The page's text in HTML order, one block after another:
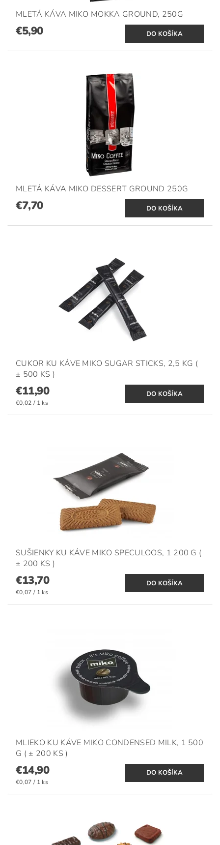
MLETÁ KÁVA MIKO MOKKA GROUND, 250G
€5,90
MLETÁ KÁVA MIKO DESSERT GROUND 250G
€7,70
CUKOR KU KÁVE MIKO SUGAR STICKS, 2,5 KG (
± 500 KS )
€11,90
€0,02 / 1 ks
SUŠIENKY KU KÁVE MIKO SPECULOOS, 1 200 G (
± 200 KS )
€13,70
€0,07 / 1 ks
MLIEKO KU KÁVE MIKO CONDENSED MILK, 1 500
G ( ± 200 KS )
€14,90
€0,07 / 1 ks